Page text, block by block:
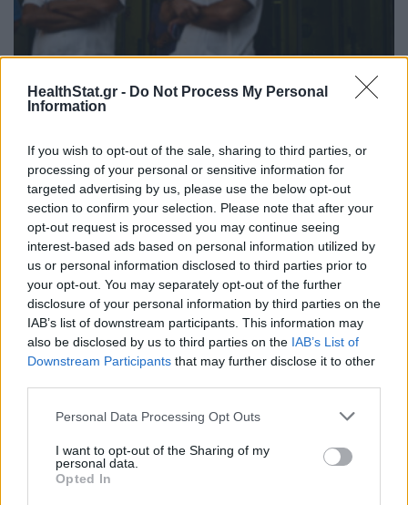
HealthStat.gr - Do Not Process My Personal
Information
If you wish to opt-out of the sale, sharing to third parties, or
processing of your personal or sensitive information for
targeted advertising by us, please use the below opt-out
section to confirm your selection. Please note that after your
opt-out request is processed you may continue seeing
interest-based ads based on personal information utilized by
us or personal information disclosed to third parties prior to
your opt-out. You may separately opt-out of the further
disclosure of your personal information by third parties on the
IAB’s list of downstream participants. This information may
also be disclosed by us to third parties on the IAB’s List of
Downstream Participants that may further disclose it to other
Personal Data Processing Opt Outs
I want to opt-out of the Sharing of my
personal data.
Opted In
Η μεγάλη ανισορροπία του ΕΣΥ σε αριθμούς
ΜΕΛΈΤΕΣ 04/08/2026 - 06:00
ΙΣΑ: Ζητά διευκρινιστική εγκύκλιο για αναβολή
ΕΠΙΚΑΙΡΌΤΗΤΑ 31/07/2026 - 17:35